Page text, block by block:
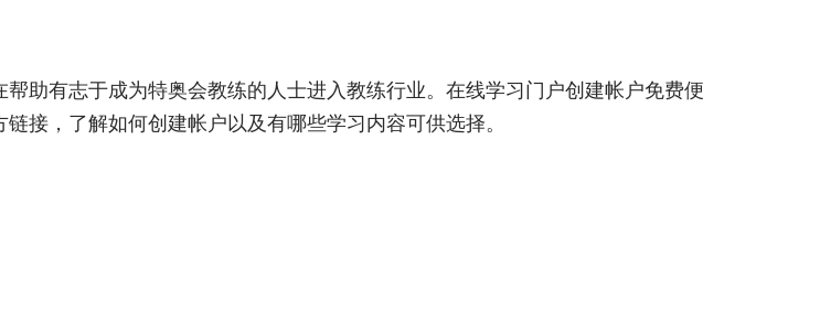
助有志于成为特奥会教练的人士进入教练行业。在线学习门户创建帐户免费便
接，了解如何创建帐户以及有哪些学习内容可供选择。